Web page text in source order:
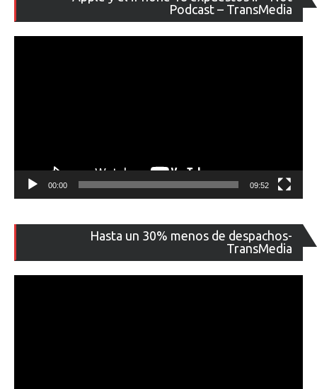
Podcast – TransMedia
de
00:00 09:52
Hasta un 30% menos de despachos-
TransMedia
de